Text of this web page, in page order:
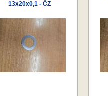
13x20x0,1 - ČZ